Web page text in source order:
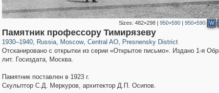
Sizes:482×298 |950×590 |950×590 W
Памятник профессору Тимирязеву
1930–1940, Russia
1,407,292 29,248
, Moscow
319,879 8,286
, Central AO
160,021 5,916
, Presnensky District
13,345 396
Отсканировано с открытки из серии «Открытое письмо». Издано 1-я
лит. Госиздата, Москва.
Памятник поставлен в 1923 г.
Скульптор С.Д. Меркуров, архитектор Д.П. Осипов.